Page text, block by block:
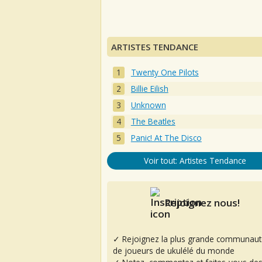
ARTISTES TENDANCE
Twenty One Pilots
Billie Eilish
Unknown
The Beatles
Panic! At The Disco
Voir tout: Artistes Tendance
Rejoignez nous!
✓ Rejoignez la plus grande
de joueurs de ukulélé du monde